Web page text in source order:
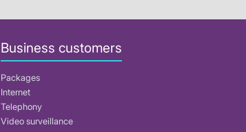
Business customers
Packages
Internet
Telephony
Video surveillance